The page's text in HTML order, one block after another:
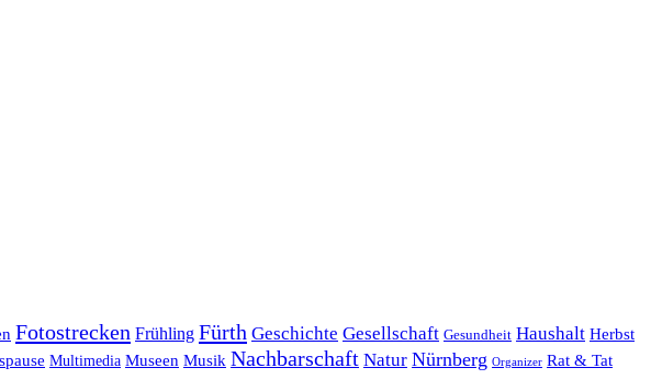
Fotostrecken Frühling Fürth Geschichte Gesellschaft Gesundheit Haushalt Herbst
Multimedia Museen Musik Nachbarschaft Natur Nürnberg Organizer Rat & Tat